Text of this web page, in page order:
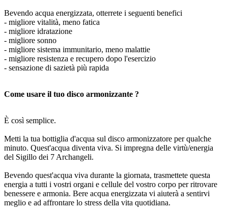
Bevendo acqua energizzata, otterrete i seguenti benefici
- migliore vitalità, meno fatica
- migliore idratazione
- migliore sonno
- migliore sistema immunitario, meno malattie
- migliore resistenza e recupero dopo l'esercizio
- sensazione di sazietà più rapida
Come usare il tuo disco armonizzante ?
È così semplice.
Metti la tua bottiglia d'acqua sul disco armonizzatore per qualche
minuto. Quest'acqua diventa viva. Si impregna delle virtù/energia
del Sigillo dei 7 Archangeli.
Bevendo quest'acqua viva durante la giornata, trasmettete questa
energia a tutti i vostri organi e cellule del vostro corpo per ritrovare
benessere e armonia. Bere acqua energizzata vi aiuterà a sentirvi
meglio e ad affrontare lo stress della vita quotidiana.